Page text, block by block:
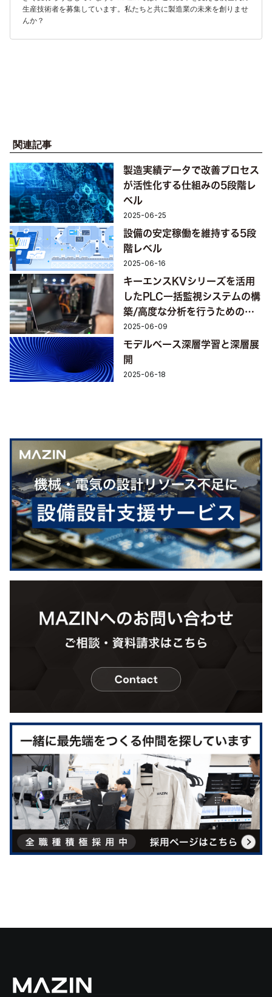
生産技術者を募集しています。私たちと共に製造業の未来を創りませ
んか？
関連記事
製造実績データで改善プロセス
が活性化する仕組みの5段階レ
ベル
2025-06-25
設備の安定稼働を維持する5段
階レベル
2025-06-16
キーエンスKVシリーズを活用
したPLC一括監視システムの構
築/高度な分析を行うための外
部PCとの連携
2025-06-09
モデルベース深層学習と深層展
開
2025-06-18